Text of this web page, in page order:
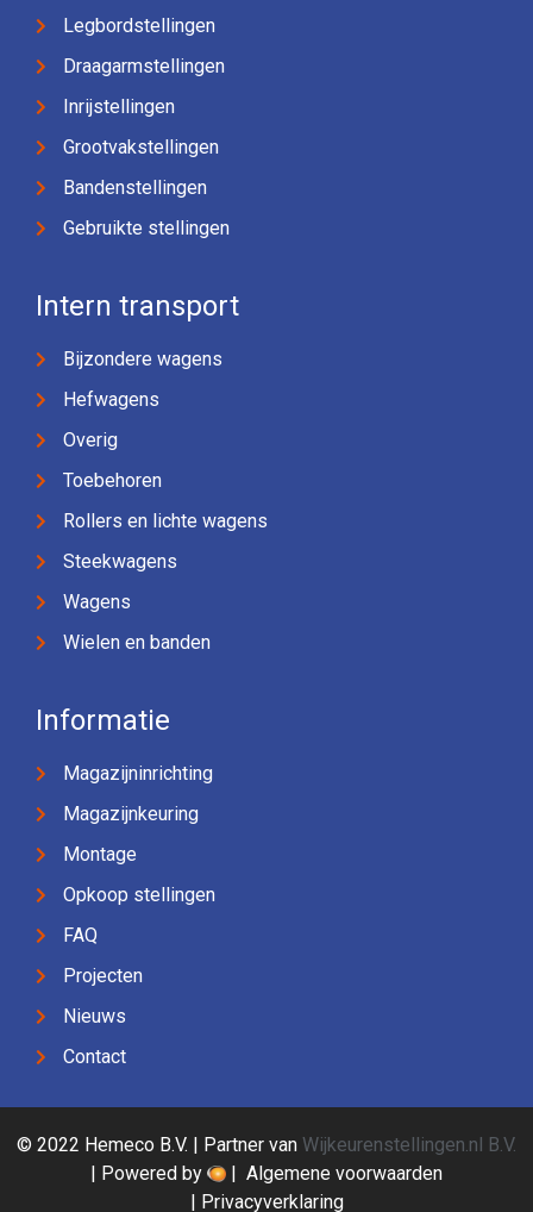
Legbordstellingen
Draagarmstellingen
Inrijstellingen
Grootvakstellingen
Bandenstellingen
Gebruikte stellingen
Intern transport
Bijzondere wagens
Hefwagens
Overig
Toebehoren
Rollers en lichte wagens
Steekwagens
Wagens
Wielen en banden
Informatie
Magazijninrichting
Magazijnkeuring
Montage
Opkoop stellingen
FAQ
Projecten
Nieuws
Contact
© 2022 Hemeco B.V. | Partner van Wijkeurenstellingen.nl B.V.
| Powered by
| Algemene voorwaarden
| Privacyverklaring